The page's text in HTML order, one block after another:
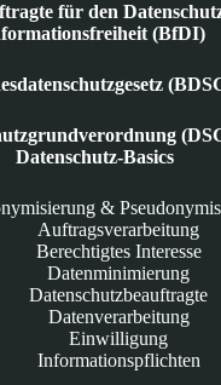
für den
(BfDI)
Datenschutz-Basics
&
Auftragsverarbeitung
Berechtigtes Interesse
Datenminimierung
Datenschutzbeauftragte
Datenverarbeitung
Einwilligung
Informationspflichten